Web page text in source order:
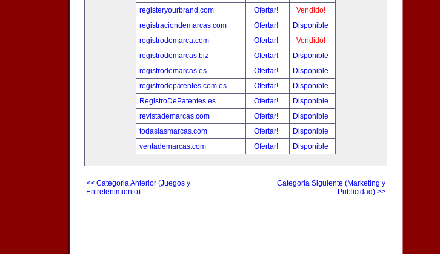
registeryourbrand.com
Ofertar!
Vendido!
registraciondemarcas.com
Ofertar!
Disponible
registrodemarca.com
Ofertar!
Vendido!
registrodemarcas.biz
Ofertar!
Disponible
registrodemarcas.es
Ofertar!
Disponible
registrodepatentes.com.es
Ofertar!
Disponible
RegistroDePatentes.es
Ofertar!
Disponible
revistademarcas.com
Ofertar!
Disponible
todaslasmarcas.com
Ofertar!
Disponible
ventademarcas.com
Ofertar! Disponible
<< Categoria Anterior (Juegos y
Entretenimiento)
Categoria Siguiente (Marketing y
Publicidad) >>